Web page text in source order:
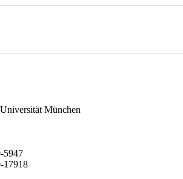
München
5947
17918